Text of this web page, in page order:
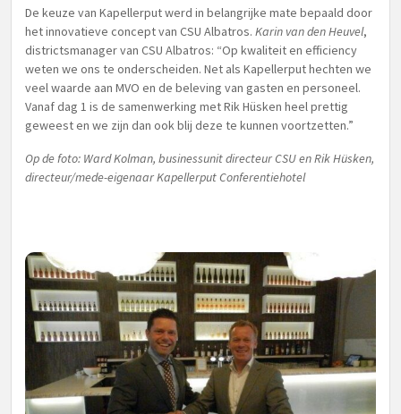
De keuze van Kapellerput werd in belangrijke mate bepaald door
het innovatieve concept van CSU Albatros. Karin van den Heuvel,
districtsmanager van CSU Albatros: “Op kwaliteit en efficiency
weten we ons te onderscheiden. Net als Kapellerput hechten we
veel waarde aan MVO en de beleving van gasten en personeel.
Vanaf dag 1 is de samenwerking met Rik Hüsken heel prettig
geweest en we zijn dan ook blij deze te kunnen voortzetten.”
Op de foto: Ward Kolman, businessunit directeur CSU en Rik Hüsken,
directeur/mede-eigenaar Kapellerput Conferentiehotel